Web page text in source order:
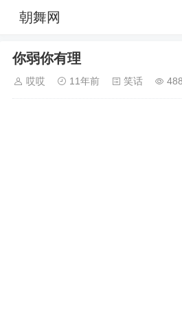
朝舞网
你弱你有理
哎哎 11年前 笑话